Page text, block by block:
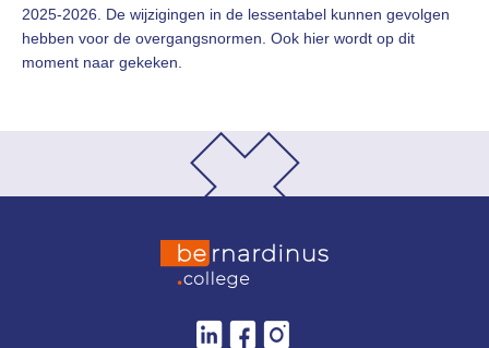
2025-2026. De wijzigingen in de lessentabel kunnen gevolgen
hebben voor de overgangsnormen. Ook hier wordt op dit
moment naar gekeken.